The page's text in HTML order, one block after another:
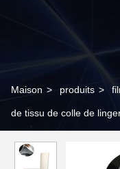
Maison > produits >
de tissu de colle de